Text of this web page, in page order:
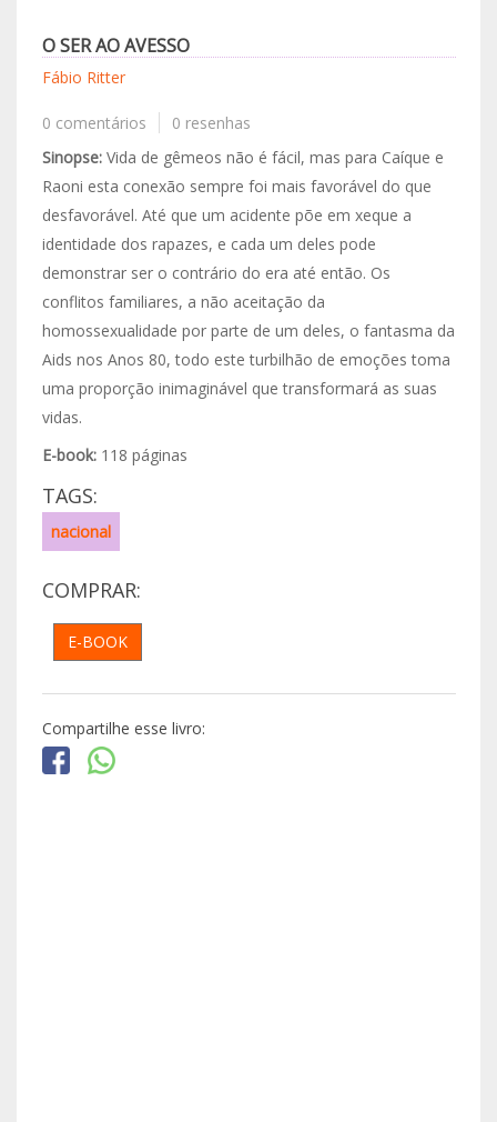
O SER AO AVESSO
Fábio Ritter
0 comentários
0 resenhas
Sinopse:Vida de gêmeos não é fácil, mas para Caíque e
Raoni esta conexão sempre foi mais favorável do que
desfavorável. Até que um acidente põe em xeque a
identidade dos rapazes, e cada um deles pode
demonstrar ser o contrário do era até então. Os
conflitos familiares, a não aceitação da
homossexualidade por parte de um deles, o fantasma da
Aids nos Anos 80, todo este turbilhão de emoções toma
uma proporção inimaginável que transformará as suas
vidas.
E-book:118 páginas
TAGS:
nacional
COMPRAR:
E-BOOK
Compartilhe esse livro: